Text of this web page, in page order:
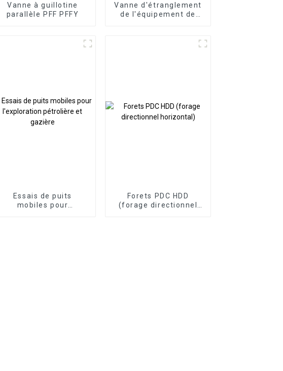
Vanne à guillotine
parallèle PFF PFFY
Vanne d'étranglement
de l'équipement de
Essais de puits
mobiles pour
Forets PDC HDD
(forage directionnel